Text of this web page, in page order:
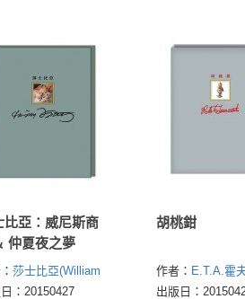
比亞：威尼斯商
仲夏夜之夢
莎士比亞(William
瑪麗蘭姆／
：20150427
胡桃鉗
作者： E.T.A.霍
(Hoffmann, E. T.
出版日：